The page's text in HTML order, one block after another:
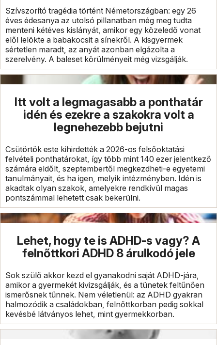
Szívszorító tragédia történt Németországban: egy 26
éves édesanya az utolsó pillanatban még meg tudta
menteni kétéves kislányát, amikor egy közeledő vonat
elől lelökte a babakocsit a sínekről. A kisgyermek
sértetlen maradt, az anyát azonban elgázolta a
szerelvény. A baleset körülményeit még vizsgálják.
Itt volt a legmagasabb a ponthatár
idén és ezekre a szakokra volt a
legnehezebb bejutni
Csütörtök este kihirdették a 2026-os felsőoktatási
felvételi ponthatárokat, így több mint 140 ezer jelentkező
számára eldőlt, szeptembertől megkezdheti-e egyetemi
tanulmányait, és ha igen, melyik intézményben. Idén is
akadtak olyan szakok, amelyekre rendkívül magas
pontszámmal lehetett csak bekerülni.
Lehet, hogy te is ADHD-s vagy? A
felnőttkori ADHD 8 árulkodó jele
Sok szülő akkor kezd el gyanakodni saját ADHD-jára,
amikor a gyermekét kivizsgálják, és a tünetek feltűnően
ismerősnek tűnnek. Nem véletlenül: az ADHD gyakran
halmozódik a családokban, felnőttkorban pedig sokkal
kevésbé látványos lehet, mint gyermekkorban.